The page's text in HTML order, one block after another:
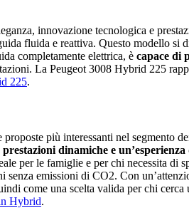
innovazione tecnologica e
fluida e reattiva. Questo modello
completamente elettrica, è capace di
La Peugeot 3008 Hybrid 225
225.
proposte più interessanti nel
dinamiche e
per le famiglie e per chi necessita
emissioni di CO2. Con
come una scelta valida per chi
Hybrid.